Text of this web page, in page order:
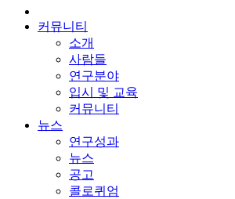
커뮤니티
소개
사람들
연구분야
입시 및 교육
커뮤니티
뉴스
연구성과
뉴스
공고
콜로퀴엄